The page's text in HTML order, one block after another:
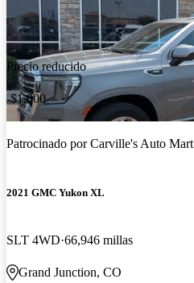
Precio reducido
-$1,000
Patrocinado porCarville's Auto Mart
2021 GMC Yukon XL
SLT 4WD 66,946 millas
Grand Junction, CO